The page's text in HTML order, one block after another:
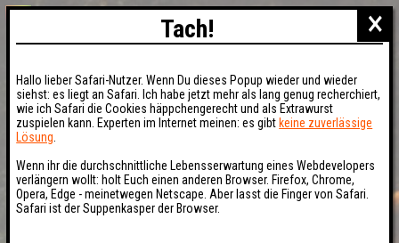
×
Tach!
Hallo lieber Safari-Nutzer. Wenn Du dieses Popup wieder und wieder
siehst: es liegt an Safari. Ich habe jetzt mehr als lang genug recherchiert,
wie ich Safari die Cookies häppchengerecht und als Extrawurst
zuspielen kann. Experten im Internet meinen: es gibt keine zuverlässige
Lösung
Wenn ihr die durchschnittliche Lebensserwartung eines Webdevelopers
verlängern wollt: holt Euch einen anderen Browser. Firefox, Chrome,
Opera, Edge - meinetwegen Netscape. Aber lasst die Finger von Safari.
Safari ist der Suppenkasper der Browser.